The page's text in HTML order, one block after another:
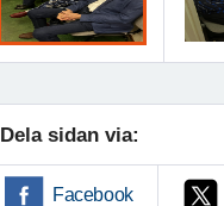
Dela sidan via:
Facebook